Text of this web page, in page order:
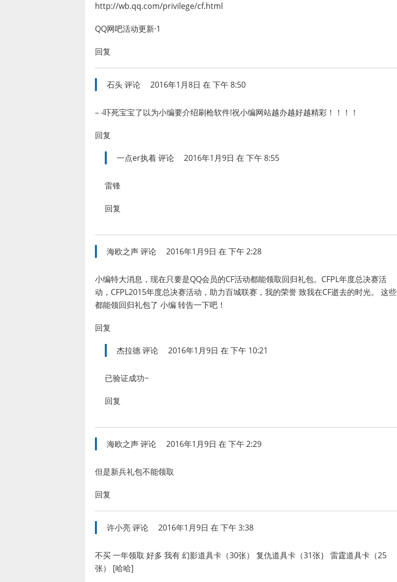
http://wb.qq.com/privilege/cf.html
QQ网吧活动更新·1
回复
石头评论 2016年1月8日 在 下午 8:50
– -吓死宝宝了以为小编要介绍刷枪软件!祝小编网站越办越好越精彩！！！！
回复
一点er执着评论 2016年1月9日 在 下午 8:55
雷锋
回复
海欧之声评论 2016年1月9日 在 下午 2:28
小编特大消息，现在只要是QQ会员的CF活动都能领取回归礼包。CFPL年度总决赛活
动，CFPL2015年度总决赛活动，助力百城联赛，我的荣誉 致我在CF逝去的时光。 这些
都能领回归礼包了 小编 转告一下吧！
回复
杰拉德评论 2016年1月9日 在 下午 10:21
已验证成功~
回复
海欧之声评论 2016年1月9日 在 下午 2:29
但是新兵礼包不能领取
回复
许小亮评论 2016年1月9日 在 下午 3:38
不买 一年领取 好多 我有 幻影道具卡（30张） 复仇道具卡（31张｝ 雷霆道具卡（25
张） [哈哈]